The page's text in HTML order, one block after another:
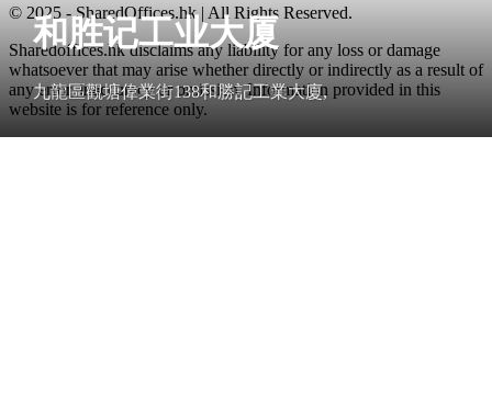
和胜记工业大厦
九龍區觀塘偉業街138和勝記工業大廈,
© 2025 - SharedOffices.hk | All Rights Reserved.
Sharedoffices.hk disclaims any liability for any loss or damage
whatsoever that may arise whether directly or indirectly as a result of
any error, inaccuracy or omission. Information provided in this
website is for reference only.